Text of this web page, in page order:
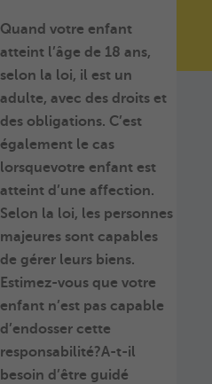
Quand votre enfant
atteint l’âge de 18 ans,
selon la loi, il est un
adulte, avec des droits et
des obligations. C’est
également le cas
lorsquevotre enfant est
atteint d’une affection.
Selon la loi, les personnes
majeures sont capables
de gérer leurs biens.
Estimez-vous que votre
enfant n’est pas capable
d’endosser cette
responsabilité?A-t-il
besoin d’être guidé